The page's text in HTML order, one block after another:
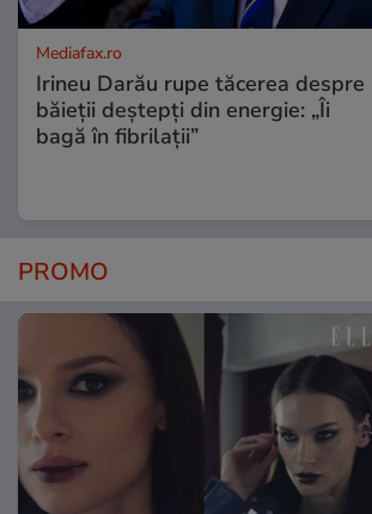
Mediafax.ro
Irineu Darău rupe tăcerea despre
băieții deștepți din energie: „Îi
bagă în fibrilații”
PROMO